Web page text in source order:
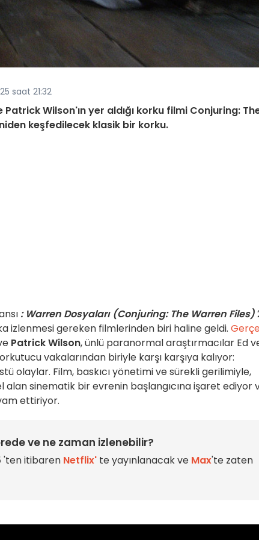
saat 21:32
Wilson'ın yer aldığı korku filmi Conjuring:
keşfedilecek klasik bir korku.
: Warren Dosyaları (Conjuring: The Warren Files)
izlenmesi gereken filmlerinden biri haline geldi.
Patrick Wilson, ünlü paranormal araştırmacılar Ed
vakalarından biriyle karşı karşıya kalıyor:
olaylar. Film, baskıcı yönetimi ve sürekli gerilimiyle,
sinematik bir evrenin başlangıcına işaret ediyor
ettiriyor.
ve ne zaman izlenebilir?
'ten itibaren Netflix' te yayınlanacak ve Max'te zaten